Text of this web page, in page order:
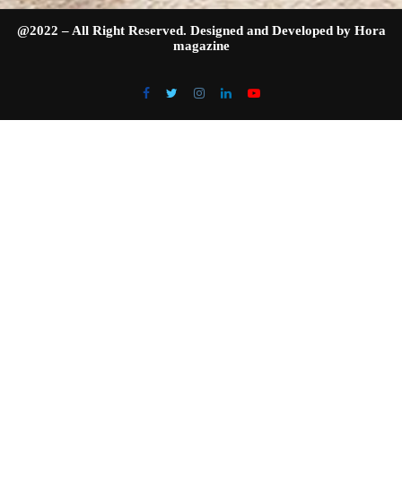
@2022 – All Right Reserved. Designed and Developed by Hora
magazine